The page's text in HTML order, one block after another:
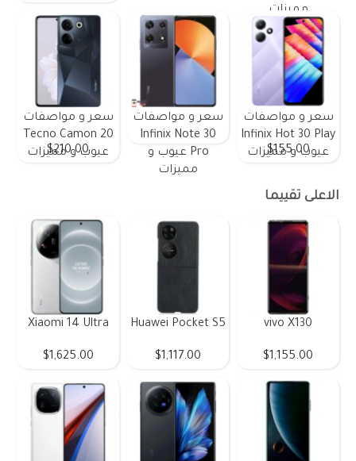
مميزات
سعر و مواصفات
Infinix Hot 30 Play
عيوب و مميزات
$155.00
سعر و مواصفات
Infinix Note 30
Pro عيوب و
مميزات
سعر و مواصفات
Tecno Camon 20
عيوب و مميزات
$210.00
الاعلى تقييما
vivo X130
$1,155.00
Huawei Pocket S5
$1,117.00
Xiaomi 14 Ultra
$1,625.00